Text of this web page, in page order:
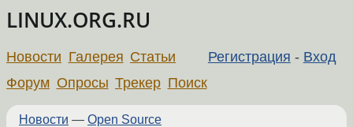
LINUX.ORG.RU
Регистрация - Вход
Новости Галерея Статьи
Форум Опросы Трекер Поиск
Новости — Open Source